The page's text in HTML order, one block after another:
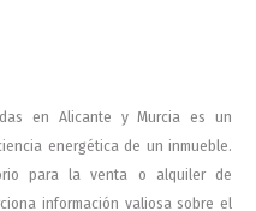
en Alicante y Murcia es un
energética de un inmueble.
para la venta o alquiler de
información valiosa sobre el